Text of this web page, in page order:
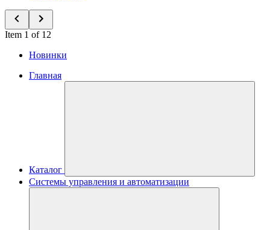
Item 1 of 12
Новинки
Главная
Каталог
Системы управления и автоматизации